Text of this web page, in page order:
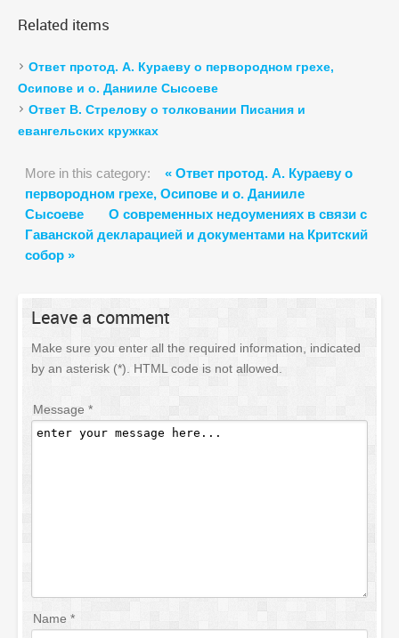
Related items
Ответ протод. А. Кураеву о первородном грехе,
Осипове и о. Данииле Сысоеве
Ответ В. Стрелову о толковании Писания и
евангельских кружках
More in this category:
« Ответ протод. А. Кураеву о
первородном грехе, Осипове и о. Данииле
Сысоеве
О современных недоумениях в связи с
Гаванской декларацией и документами на Критский
собор »
Leave a comment
Make sure you enter all the required information, indicated
by an asterisk (*). HTML code is not allowed.
Message *
Name *